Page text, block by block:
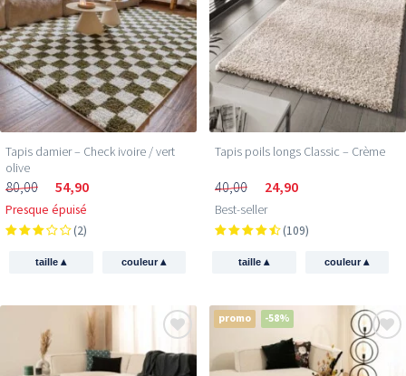
Tapis damier – Check ivoire / vert
olive
80,00 54,90
Presque épuisé
(2)
taille▴ couleur▴
Tapis poils longs Classic – Crème
40,00 24,90
Best-seller
(109)
taille▴ couleur▴
promo -58%